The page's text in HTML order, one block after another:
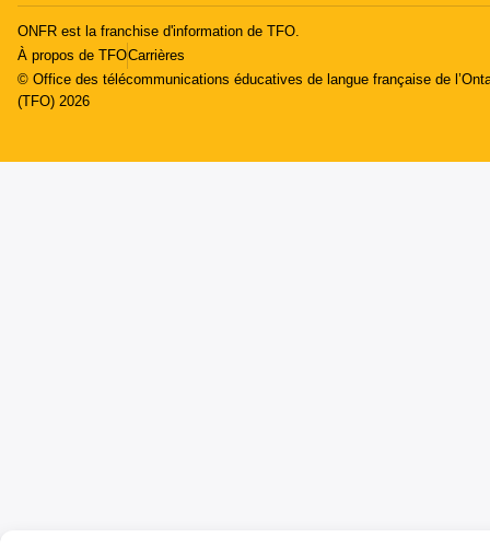
ONFR est la franchise d'information de TFO.
À propos de TFOCarrières
© Office des télécommunications éducatives de langue française de
(TFO) 2026